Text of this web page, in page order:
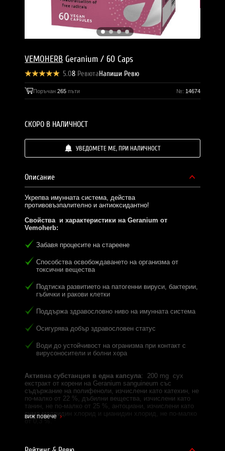
VEMOHERB Geranium / 60 Caps
5.08 РевютаНапиши Ревю
Поръчан265 пъти №: 14674
СКОРО В НАЛИЧНОСТ
УВЕДОМЕТЕ МЕ, ПРИ НАЛИЧНОСТ
Описание
Укрепва имунната система, действа
противовъзпалително и антиоксидантно!
Свойства и характеристики на Geranium от
Vemoherb:
Забавя процесите на стареене
Способства освобождаването на организма от
токсични вещества
Подтиска развитието на патогенни вируси, бактерии,
гъбички и ракови клетки
Поддържа здравословно ниво на имунната система
Осигурява добър здравословен статус
Води до устойчивост на огранизма при контакт с
вирусоносители и болни хора
Активна субстанция в една капсула: 200 mg сух
екстракт от корени на Geranium sanguineum със
съдържание на полифеноли, изчислени като катехин, не
по-малко от 22 %, дъбилни вещества, изчислени като
танин, не по-малко от 25 %, антоциани, изчислени като
сума малвидин хлорид и цианидин хлорид, не по-малко
виж повече